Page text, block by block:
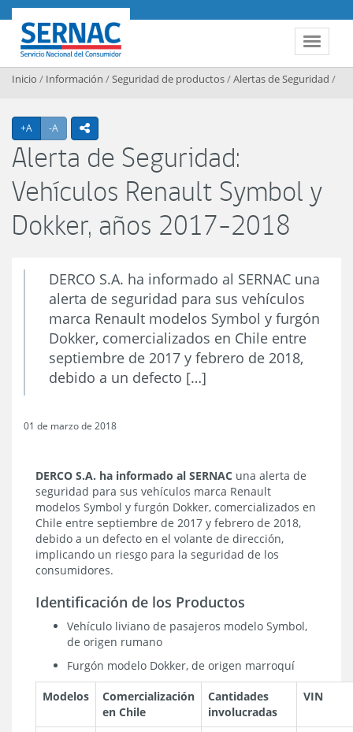
Contenido principal
Toggle
SERNAC
Inicio / Información /Seguridad de productos/Alertas de Seguridad /
+A Agrandar texto
-A Achicar textoicono compartir
Alerta de Seguridad:
Vehículos Renault Symbol y
Dokker, años 2017-2018
DERCO S.A. ha informado al SERNAC una
alerta de seguridad para sus vehículos
marca Renault modelos Symbol y furgón
Dokker, comercializados en Chile entre
septiembre de 2017 y febrero de 2018,
debido a un defecto […]
01 de marzo de 2018
DERCO S.A. ha informado al SERNAC una alerta de
seguridad para sus vehículos marca Renault
modelos Symbol y furgón Dokker, comercializados en
Chile entre septiembre de 2017 y febrero de 2018,
debido a un defecto en el volante de dirección,
implicando un riesgo para la seguridad de los
consumidores.
Identificación de los Productos
Vehículo liviano de pasajeros modelo Symbol,
de origen rumano
Furgón modelo Dokker, de origen marroquí
Modelos
Comercialización
en Chile
Cantidades
involucradas
VIN